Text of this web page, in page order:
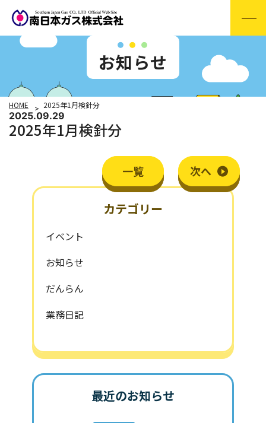
お知らせ
HOME 2025年1月検針分
2025.09.29
2025年1月検針分
一覧 次へ
カテゴリー
イベント
お知らせ
だんらん
業務日記
最近のお知らせ